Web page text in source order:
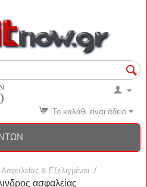
Το καλάθι είναι άδειο
Ασφαλείας & Εξελιγμένοι /
ασφαλείας